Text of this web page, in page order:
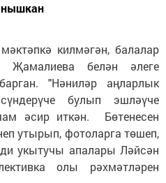
килмәгән, балалар
Җамалиева белән әлеге
"Нәниләр аңларлык
булып эшләүче
әсир иткән. Бөтенесен
утырып, фотоларга төшеп,
укытучы апалары Ләйсән
олы рәхмәтләрен